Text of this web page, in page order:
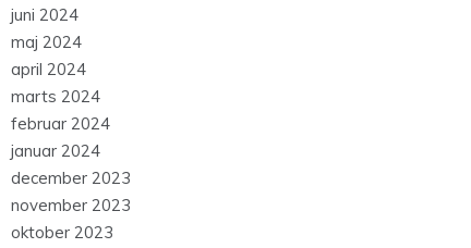
juni 2024
maj 2024
april 2024
marts 2024
februar 2024
januar 2024
december 2023
november 2023
oktober 2023